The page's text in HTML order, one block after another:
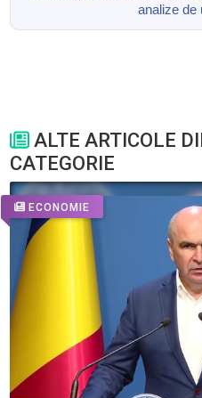
analize de
ALTE ARTICOLE
CATEGORIE
ECONOMIE